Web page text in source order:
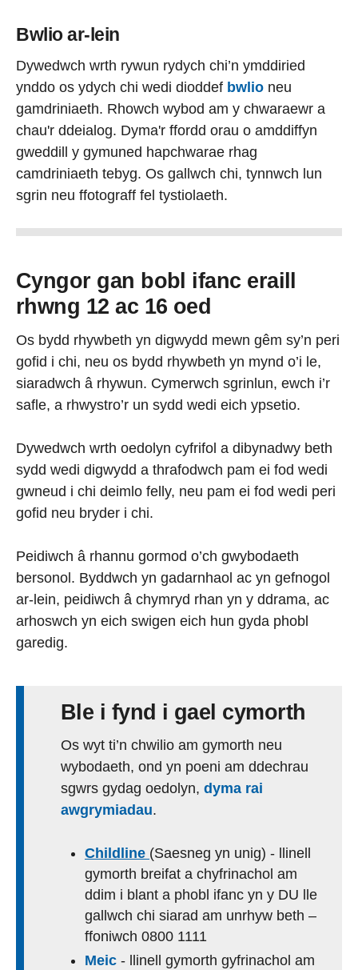
Bwlio ar-lein
Dywedwch wrth rywun rydych chi’n ymddiried
ynddo os ydych chi wedi dioddef bwlio neu
gamdriniaeth. Rhowch wybod am y chwaraewr a
chau'r ddeialog. Dyma'r ffordd orau o amddiffyn
gweddill y gymuned hapchwarae rhag
camdriniaeth tebyg. Os gallwch chi, tynnwch lun
sgrin neu ffotograff fel tystiolaeth.
Cyngor gan bobl ifanc eraill
rhwng 12 ac 16 oed
Os bydd rhywbeth yn digwydd mewn gêm sy’n peri
gofid i chi, neu os bydd rhywbeth yn mynd o’i le,
siaradwch â rhywun. Cymerwch sgrinlun, ewch i’r
safle, a rhwystro’r un sydd wedi eich ypsetio.
Dywedwch wrth oedolyn cyfrifol a dibynadwy beth
sydd wedi digwydd a thrafodwch pam ei fod wedi
gwneud i chi deimlo felly, neu pam ei fod wedi peri
gofid neu bryder i chi.
Peidiwch â rhannu gormod o’ch gwybodaeth
bersonol. Byddwch yn gadarnhaol ac yn gefnogol
ar-lein, peidiwch â chymryd rhan yn y ddrama, ac
arhoswch yn eich swigen eich hun gyda phobl
garedig.
Ble i fynd i gael cymorth
Os wyt ti’n chwilio am gymorth neu
wybodaeth, ond yn poeni am ddechrau
sgwrs gydag oedolyn, dyma rai
awgrymiadau.
Childline (Saesneg yn unig) - llinell
gymorth breifat a chyfrinachol am
ddim i blant a phobl ifanc yn y DU lle
gallwch chi siarad am unrhyw beth –
ffoniwch 0800 1111
Meic - llinell gymorth gyfrinachol am